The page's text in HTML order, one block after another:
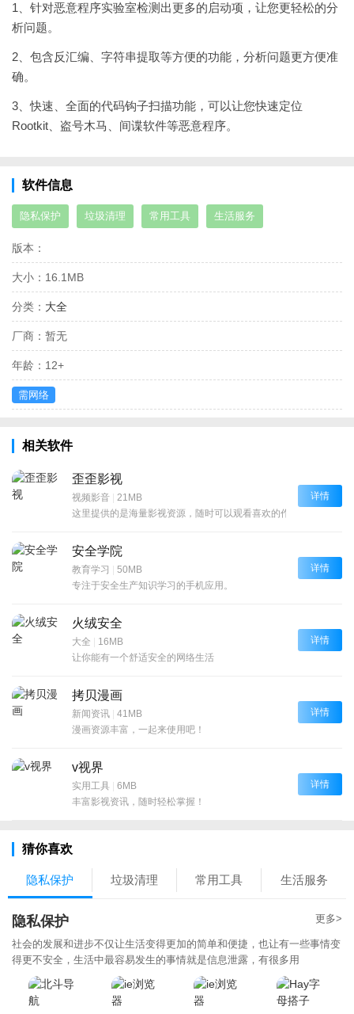
1、针对恶意程序实验室检测出更多的启动项，让您更轻松的分
析问题。
2、包含反汇编、字符串提取等方便的功能，分析问题更方便准
确。
3、快速、全面的代码钩子扫描功能，可以让您快速定位
Rootkit、盗号木马、间谍软件等恶意程序。
软件信息
隐私保护 垃圾清理 常用工具 生活服务
版本：
大小： 16.1MB
分类： 大全
厂商： 暂无
年龄： 12+
需网络
相关软件
歪歪影视
视频影音 | 21MB
这里提供的是海量影视资源，随时可以观看喜欢的作品！
详情
安全学院
教育学习 | 50MB
专注于安全生产知识学习的手机应用。
详情
火绒安全
大全 | 16MB
让你能有一个舒适安全的网络生活
详情
拷贝漫画
新闻资讯 | 41MB
漫画资源丰富，一起来使用吧！
详情
v视界
实用工具 | 6MB
丰富影视资讯，随时轻松掌握！
详情
猜你喜欢
隐私保护 垃圾清理 常用工具 生活服务
隐私保护 更多>
社会的发展和进步不仅让生活变得更加的简单和便捷，也让有一些事情变
得更不安全，生活中最容易发生的事情就是信息泄露，有很多用